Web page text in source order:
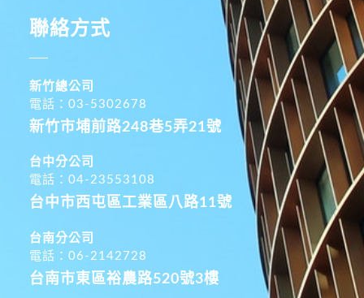
聯絡方式
新竹總公司
電話：03-5302678
新竹市埔前路248巷5弄21號
台中分公司
電話：04-23553108
台中市西屯區工業區八路11號
台南分公司
電話：06-2142728
台南市東區裕農路520號3樓